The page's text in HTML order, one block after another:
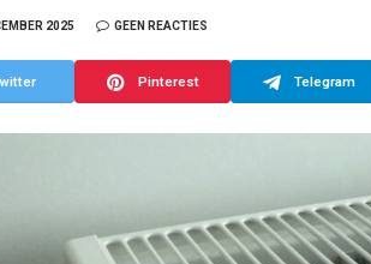
2025 GEEN REACTIES
Pinterest Telegram